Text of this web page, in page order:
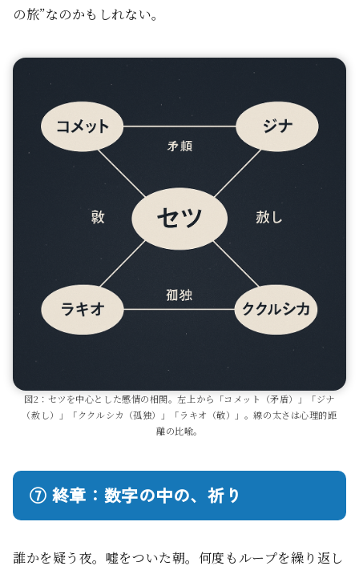
の旅”なのかもしれない。
図2：セツを中心とした感情の相関。左上から「コメット（矛盾）」「ジナ
（赦し）」「ククルシカ（孤独）」「ラキオ（敬）」。線の太さは心理的距
離の比喩。
⑦ 終章：数字の中の、祈り
誰かを疑う夜。嘘をついた朝。何度もループを繰り返し